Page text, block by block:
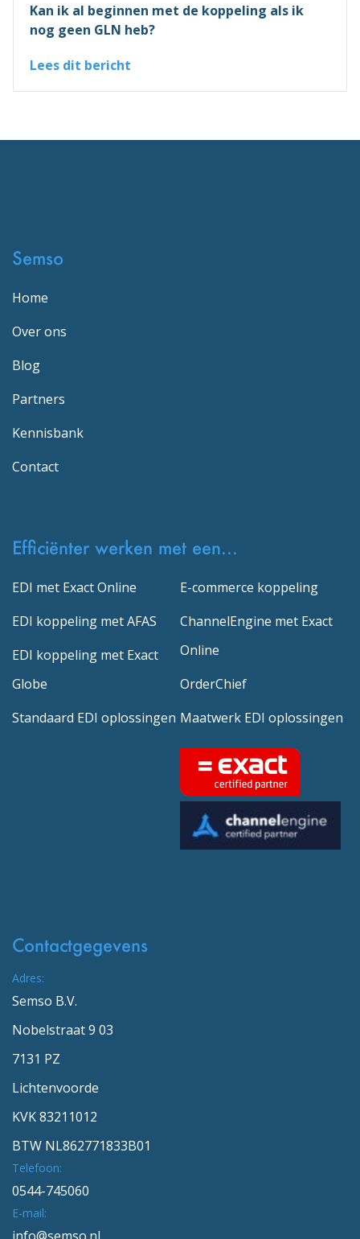
Kan ik al beginnen met de koppeling als ik
nog geen GLN heb?
Lees dit bericht
Semso
Home
Over ons
Blog
Partners
Kennisbank
Contact
Efficiënter werken met een...
EDI met Exact Online
EDI koppeling met AFAS
EDI koppeling met Exact
Globe
Standaard EDI oplossingen
E-commerce koppeling
ChannelEngine met Exact
Online
OrderChief
Maatwerk EDI oplossingen
Contactgegevens
Adres:
Semso B.V.
Nobelstraat 9 03
7131 PZ
Lichtenvoorde
KVK 83211012
BTW NL862771833B01
Telefoon:
0544-745060
E-mail: